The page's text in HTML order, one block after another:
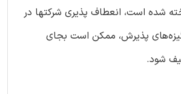
شده است، انعطاف پذیری شرکتها در
پذیرش، ممکن است بجای
شود.